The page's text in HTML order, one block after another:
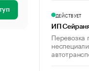
ДЕЙСТВУЕТ
ИП
Перевозка